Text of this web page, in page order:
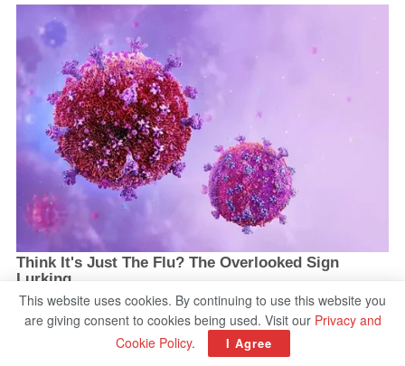
This website uses cookies. By continuing to use this website you
are giving consent to cookies being used. Visit our Privacy and
Cookie Policy. I Agree